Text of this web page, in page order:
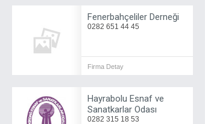
Fenerbahçeliler Derneği
0282 651 44 45
Firma Detay
Hayrabolu Esnaf ve
Sanatkarlar Odası
0282 315 18 53